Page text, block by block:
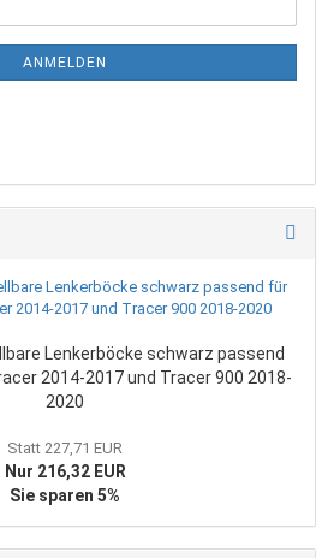
ANMELDEN
Lenkerböcke schwarz passend
2014-2017 und Tracer 900 2018-
2020
Statt 227,71 EUR
Nur 216,32 EUR
Sie sparen 5%